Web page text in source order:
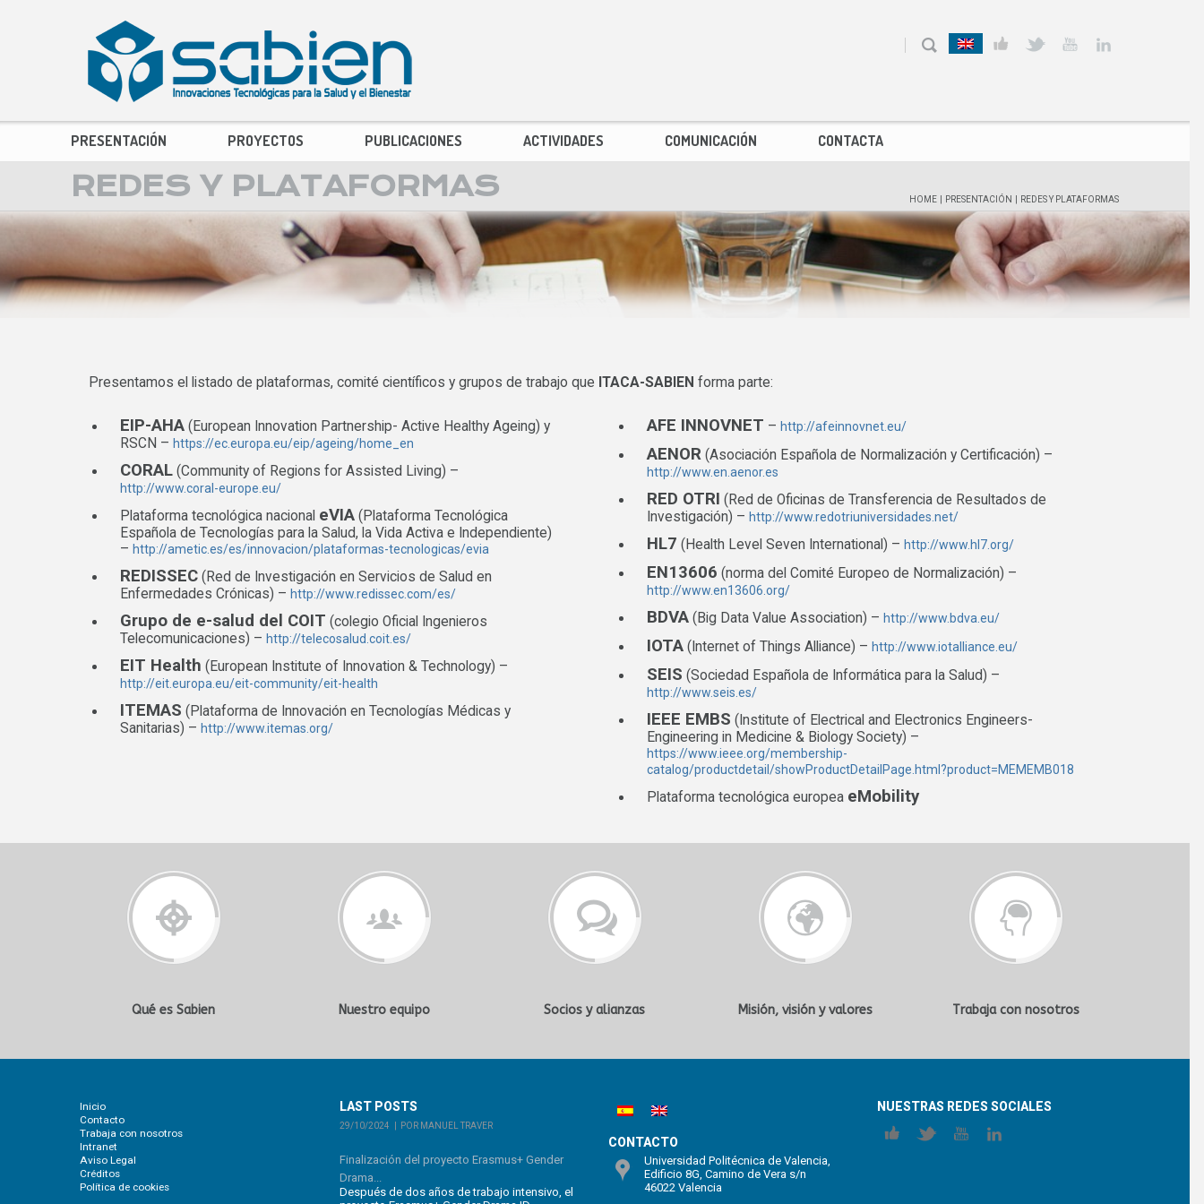
PRESENTACIÓN PROYECTOS PUBLICACIONES ACTIVIDADES COMUNICACIÓN CONTACTA
REDES Y PLATAFORMAS HOME PRESENTACIÓN REDES Y PLATAFORMAS
Presentamos el listado de plataformas, comité científicos y grupos de trabajo que ITACA-SABIEN forma parte:
EIP-AHA (European Innovation Partnership- Active Healthy Ageing) y
RSCN – https://ec.europa.eu/eip/ageing/home_en
CORAL (Community of Regions for Assisted Living) –
http://www.coral-europe.eu/
Plataforma tecnológica nacional eVIA (Plataforma Tecnológica
Española de Tecnologías para la Salud, la Vida Activa e Independiente)
– http://ametic.es/es/innovacion/plataformas-tecnologicas/evia
REDISSEC (Red de Investigación en Servicios de Salud en
Enfermedades Crónicas) – http://www.redissec.com/es/
Grupo de e-salud del COIT (colegio Oficial Ingenieros
Telecomunicaciones) – http://telecosalud.coit.es/
EIT Health (European Institute of Innovation & Technology) –
http://eit.europa.eu/eit-community/eit-health
ITEMAS (Plataforma de Innovación en Tecnologías Médicas y
Sanitarias) – http://www.itemas.org/
AFE INNOVNET – http://afeinnovnet.eu/
AENOR (Asociación Española de Normalización y Certificación) –
http://www.en.aenor.es
RED OTRI (Red de Oficinas de Transferencia de Resultados de
Investigación) – http://www.redotriuniversidades.net/
HL7 (Health Level Seven International) – http://www.hl7.org/
EN13606 (norma del Comité Europeo de Normalización) –
http://www.en13606.org/
BDVA(Big Data Value Association) – http://www.bdva.eu/
IOTA(Internet of Things Alliance) – http://www.iotalliance.eu/
SEIS (Sociedad Española de Informática para la Salud) –
http://www.seis.es/
IEEE EMBS (Institute of Electrical and Electronics Engineers-
Engineering in Medicine & Biology Society) –
https://www.ieee.org/membership-
catalog/productdetail/showProductDetailPage.html?product=MEMEMB018
Plataforma tecnológica europea eMobility
Qué es Sabien Nuestro equipo Socios y alianzas Misión, visión y valores Trabaja con nosotros
Inicio
Contacto
Trabaja con nosotros
Intranet
Aviso Legal
Créditos
Política de cookies
LAST POSTS
29/10/2024 POR MANUEL TRAVER
Finalización del proyecto Erasmus+ Gender
Drama...
Después de dos años de trabajo intensivo, el
CONTACTO
Universidad Politécnica de Valencia,
Edificio 8G, Camino de Vera s/n
46022 Valencia
NUESTRAS REDES SOCIALES